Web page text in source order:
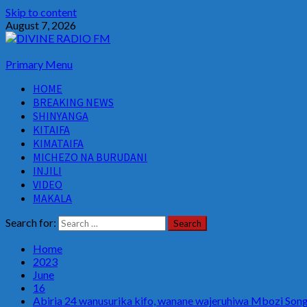
Skip to content
August 7, 2026
Primary Menu
HOME
BREAKING NEWS
SHINYANGA
KITAIFA
KIMATAIFA
MICHEZO NA BURUDANI
INJILI
VIDEO
MAKALA
Search for:
Home
2023
June
16
Abiria 24 wanusurika kifo, wanane wajeruhiwa Mbozi